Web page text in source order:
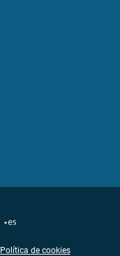
Política de cookies